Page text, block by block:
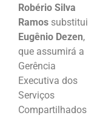
Robério Silva
Ramos substitui
Eugênio Dezen,
que assumirá a
Gerência
Executiva dos
Serviços
Compartilhados